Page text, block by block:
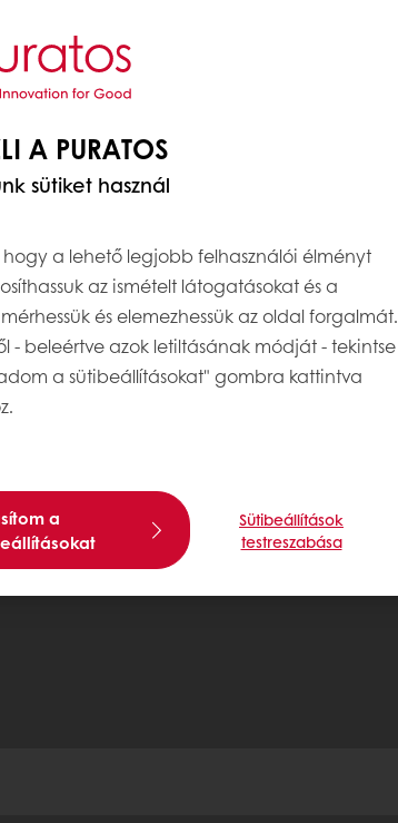
A PURATOS
sütiket használ
a lehető legjobb felhasználói élményt
az ismételt látogatásokat és a
és elemezhessük az oldal forgalmát.
- beleértve azok letiltásának módját - tekintse
a sütibeállításokat" gombra kattintva
a
Sütibeállítások
testreszabása